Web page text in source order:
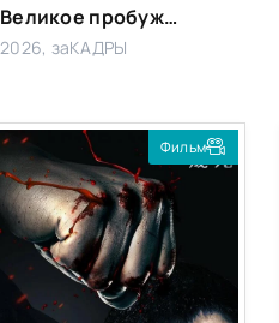
Великое пробуждение
2026, заКАДРЫ
Фильм